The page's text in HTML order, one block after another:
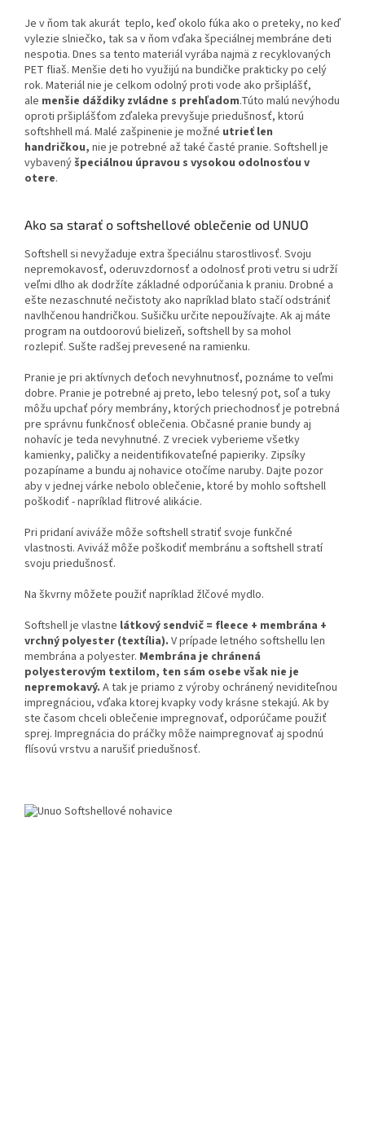
Je v ňom tak akurát teplo, keď okolo fúka ako o preteky, no keď
vylezie slniečko, tak sa v ňom vďaka špeciálnej membráne deti
nespotia. Dnes sa tento materiál vyrába najmä z recyklovaných
PET fliaš. Menšie deti ho využijú na bundičke prakticky po celý
rok. Materiál nie je celkom odolný proti vode ako pršiplášť,
ale menšie dáždiky zvládne s prehľadom.Túto malú nevýhodu
oproti pršiplášťom zďaleka prevyšuje priedušnosť, ktorú
softshhell má. Malé zašpinenie je možné utrieť len
handričkou, nie je potrebné až také časté pranie. Softshell je
vybavený špeciálnou úpravou s vysokou odolnosťou v
otere.
Ako sa starať o softshellové oblečenie od UNUO
Softshell si nevyžaduje extra špeciálnu starostlivosť. Svoju
nepremokavosť, oderuvzdornosť a odolnosť proti vetru si udrží
veľmi dlho ak dodržíte základné odporúčania k praniu. Drobné a
ešte nezaschnuté nečistoty ako napríklad blato stačí odstrániť
navlhčenou handričkou. Sušičku určite nepoužívajte. Ak aj máte
program na outdoorovú bielizeň, softshell by sa mohol
rozlepiť. Sušte radšej prevesené na ramienku.
Pranie je pri aktívnych deťoch nevyhnutnosť, poznáme to veľmi
dobre. Pranie je potrebné aj preto, lebo telesný pot, soľ a tuky
môžu upchať póry membrány, ktorých priechodnosť je potrebná
pre správnu funkčnosť oblečenia. Občasné pranie bundy aj
nohavíc je teda nevyhnutné. Z vreciek vyberieme všetky
kamienky, paličky a neidentifikovateľné papieriky. Zipsíky
pozapíname a bundu aj nohavice otočíme naruby. Dajte pozor
aby v jednej várke nebolo oblečenie, ktoré by mohlo softshell
poškodiť - napríklad flitrové alikácie.
Pri pridaní aviváže môže softshell stratiť svoje funkčné
vlastnosti. Aviváž môže poškodiť membránu a softshell stratí
svoju priedušnosť.
Na škvrny môžete použiť napríklad žlčové mydlo.
Softshell je vlastne látkový sendvič = fleece + membrána +
vrchný polyester (textília). V prípade letného softshellu len
membrána a polyester. Membrána je chránená
polyesterovým textilom, ten sám osebe však nie je
nepremokavý. A tak je priamo z výroby ochránený neviditeľnou
impregnáciou, vďaka ktorej kvapky vody krásne stekajú. Ak by
ste časom chceli oblečenie impregnovať, odporúčame použiť
sprej. Impregnácia do práčky môže naimpregnovať aj spodnú
flísovú vrstvu a narušiť priedušnosť.